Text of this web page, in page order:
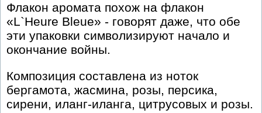
Флакон аромата похож на флакон
«L`Heure Bleue» - говорят даже, что обе
эти упаковки символизируют начало и
окончание войны.
Композиция составлена из ноток
бергамота, жасмина, розы, персика,
сирени, иланг-иланга, цитрусовых и розы.